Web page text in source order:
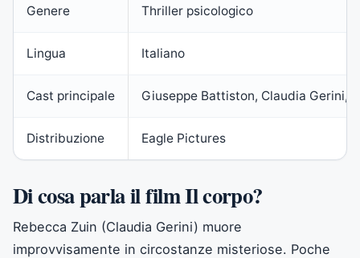
Genere Thriller psicologico
Lingua Italiano
Cast principale Giuseppe Battiston, Claudia Gerini,
Distribuzione Eagle Pictures
Di cosa parla il film Il corpo?
Rebecca Zuin (Claudia Gerini) muore
improvvisamente in circostanze misteriose. Poche